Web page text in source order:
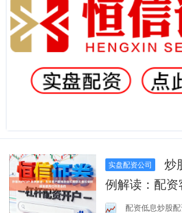
实盘配资公司
炒股开户门户 案
例解读：配
前指数反复拉
配资低息炒股